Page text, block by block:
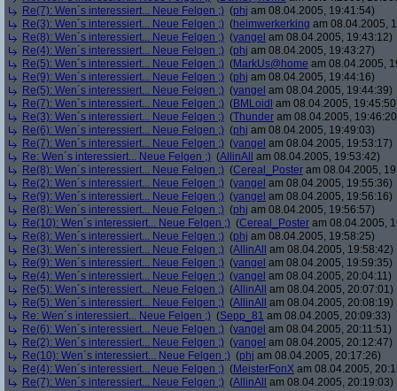
Re(7): Wen´s interessiert... Neue Felgen ;) (phj am 08.04.2005, 19:41:54)
Re(3): Wen´s interessiert... Neue Felgen ;) (heimwerkerking am 08.04.2005,
Re(8): Wen´s interessiert... Neue Felgen ;) (yangel am 08.04.2005, 19:43:12)
Re(4): Wen´s interessiert... Neue Felgen ;) (phj am 08.04.2005, 19:43:27)
Re(5): Wen´s interessiert... Neue Felgen ;) (MarkUs@home am 08.04.2005,
Re(9): Wen´s interessiert... Neue Felgen ;) (phj am 08.04.2005, 19:44:16)
Re(5): Wen´s interessiert... Neue Felgen ;) (yangel am 08.04.2005, 19:44:39)
Re(7): Wen´s interessiert... Neue Felgen ;) (BMLoidl am 08.04.2005,
Re(3): Wen´s interessiert... Neue Felgen ;) (Thunder am 08.04.2005,
Re(6): Wen´s interessiert... Neue Felgen ;) (phj am 08.04.2005, 19:49:03)
Re(7): Wen´s interessiert... Neue Felgen ;) (yangel am 08.04.2005, 19:53:17)
Re: Wen´s interessiert... Neue Felgen ;) (AllinAll
am 08.04.2005, 19:53:42)
Re(8): Wen´s interessiert... Neue Felgen ;) (Cereal_Poster am 08.04.2005,
Re(2): Wen´s interessiert... Neue Felgen ;) (yangel am 08.04.2005, 19:55:36)
Re(9): Wen´s interessiert... Neue Felgen ;) (yangel am 08.04.2005, 19:56:16)
Re(8): Wen´s interessiert... Neue Felgen ;) (phj am 08.04.2005, 19:56:57)
Re(10): Wen´s interessiert... Neue Felgen ;) (Cereal_Poster am 08.04.2005,
Re(8): Wen´s interessiert... Neue Felgen ;) (phj am 08.04.2005, 19:58:25)
Re(3): Wen´s interessiert... Neue Felgen ;) (AllinAll
am 08.04.2005, 19:58:42)
Re(9): Wen´s interessiert... Neue Felgen ;) (yangel am 08.04.2005, 19:59:35)
Re(4): Wen´s interessiert... Neue Felgen ;) (yangel am 08.04.2005, 20:04:11)
Re(5): Wen´s interessiert... Neue Felgen ;) (AllinAll
am 08.04.2005, 20:07:01)
Re(5): Wen´s interessiert... Neue Felgen ;) (AllinAll
am 08.04.2005, 20:08:19)
Re: Wen´s interessiert... Neue Felgen ;) (Sepp_81 am 08.04.2005, 20:09:33)
Re(6): Wen´s interessiert... Neue Felgen ;) (yangel am 08.04.2005, 20:11:51)
Re(2): Wen´s interessiert... Neue Felgen ;) (yangel am 08.04.2005, 20:12:47)
Re(10): Wen´s interessiert... Neue Felgen ;) (phj am 08.04.2005, 20:17:26)
Re(4): Wen´s interessiert... Neue Felgen ;) (MeisterFonX am 08.04.2005,
Re(7): Wen´s interessiert... Neue Felgen ;) (AllinAll
am 08.04.2005, 20:19:03)